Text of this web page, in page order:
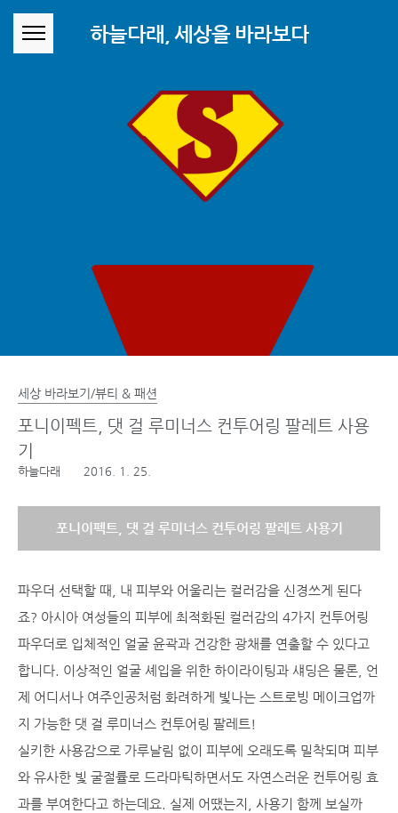
하늘다래, 세상을 바라보다
세상 바라보기/뷰티 & 패션
포니이펙트, 댓 걸 루미너스 컨투어링 팔레트 사용
기
하늘다래 2016. 1. 25.
포니이펙트, 댓 걸 루미너스 컨투어링 팔레트 사용기
파우더 선택할 때, 내 피부와 어울리는 컬러감을 신경쓰게 된다
죠? 아시아 여성들의 피부에 최적화된 컬러감의 4가지 컨투어링
파우더로 입체적인 얼굴 윤곽과 건강한 광채를 연출할 수 있다고
합니다. 이상적인 얼굴 셰입을 위한 하이라이팅과 섀딩은 물론, 언
제 어디서나 여주인공처럼 화려하게 빛나는 스트로빙 메이크업까
지 가능한 댓 걸 루미너스 컨투어링 팔레트!
실키한 사용감으로 가루날림 없이 피부에 오래도록 밀착되며 피부
와 유사한 빛 굴절률로 드라마틱하면서도 자연스러운 컨투어링 효
과를 부여한다고 하는데요. 실제 어땠는지, 사용기 함께 보실까